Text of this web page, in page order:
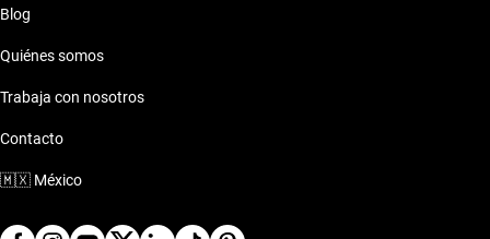
Blog
Quiénes somos
Trabaja con nosotros
Contacto
🇲🇽 México